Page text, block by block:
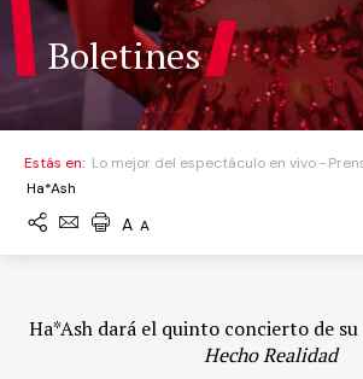
Boletines
Estás en: Lo mejor del espectáculo en vivo
Ha*Ash
A A
Ha*Ash dará el quinto concierto de
Hecho Realidad